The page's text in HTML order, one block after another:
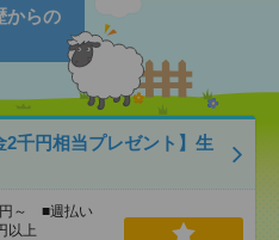
からの
千円相当プレゼント】生
円～ ■週払い
以上